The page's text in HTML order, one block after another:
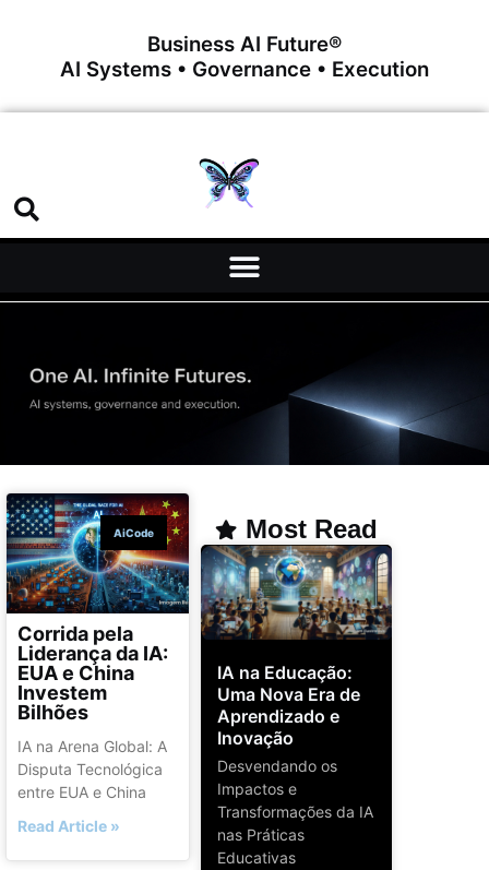
Business AI Future®
AI Systems • Governance • Execution
AiCode
Corrida pela
Liderança da IA:
EUA e China
Investem
Bilhões
IA na Arena Global: A
Disputa Tecnológica
entre EUA e China
Read Article »
Most Read
IA na Educação:
Uma Nova Era de
Aprendizado e
Inovação
Desvendando os
Impactos e
Transformações da IA
nas Práticas
Educativas